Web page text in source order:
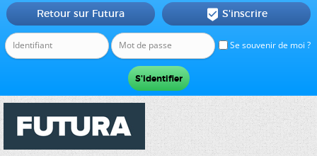
Se souvenir de moi ?
Retour sur Futura  S'inscrire